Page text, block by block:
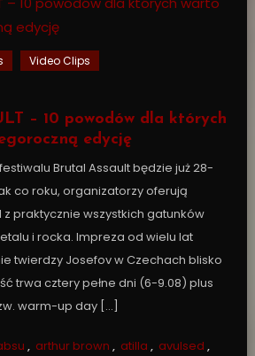
Video Clips
– 10 powodów dla których
edycję
Brutal Assault będzie już 28-
co roku, organizatorzy oferują
praktycznie wszystkich gatunków
i rocka. Impreza od wielu lat
twierdzy Josefov w Czechach blisko
trwa cztery pełne dni (6-9.08) plus
warm-up day […]
, arthur brown , atilla , avulsed ,